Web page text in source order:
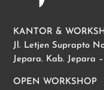
KANTOR &
Jl. Letjen Suprapto
Jepara. Kab. Jepara
OPEN WORKSHOP